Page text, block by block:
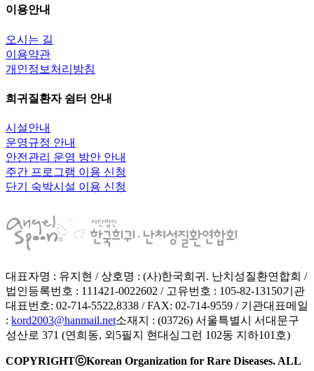
이용안내
오시는 길
이용약관
개인정보처리방침
희귀질환자 쉼터 안내
시설안내
운영규정 안내
안전관리 운영 방안 안내
주간 프로그램 이용 신청
단기 숙박시설 이용 신청
대표자명 : 유지현 / 상호명 : (사)한국희귀. 난치성질환연합회 /
법인등록번호 : 111421-0022602 / 고유번호 : 105-82-13150기관
대표번호: 02-714-5522,8338 / FAX: 02-714-9559 / 기관대표메일
: kord2003@hanmail.net소재지 : (03726) 서울특별시 서대문구
성산로 371 (연희동, 외5필지 현대싱그런 102동 지하101호)
COPYRIGHTⓒKorean Organization for Rare Diseases. ALL